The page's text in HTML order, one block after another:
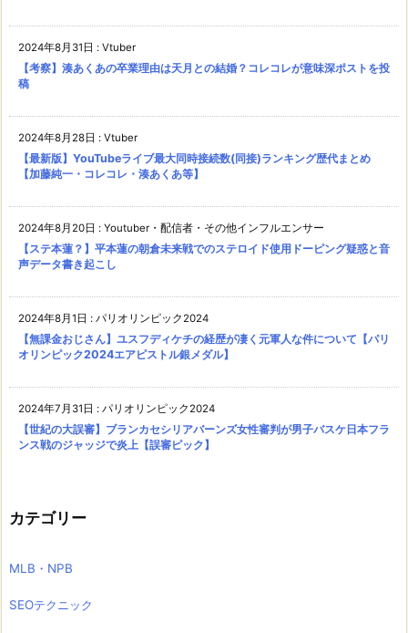
2024年8月31日 : Vtuber
【考察】湊あくあの卒業理由は天月との結婚？コレコレが意味深ポストを投
稿
2024年8月28日 : Vtuber
【最新版】YouTubeライブ最大同時接続数(同接)ランキング歴代まとめ
【加藤純一・コレコレ・湊あくあ等】
2024年8月20日 : Youtuber・配信者・その他インフルエンサー
【ステ本蓮？】平本蓮の朝倉未来戦でのステロイド使用ドーピング疑惑と音
声データ書き起こし
2024年8月1日 : パリオリンピック2024
【無課金おじさん】ユスフディケチの経歴が凄く元軍人な件について【パリ
オリンピック2024エアピストル銀メダル】
2024年7月31日 : パリオリンピック2024
【世紀の大誤審】ブランカセシリアバーンズ女性審判が男子バスケ日本フラ
ンス戦のジャッジで炎上【誤審ピック】
カテゴリー
MLB・NPB
SEOテクニック